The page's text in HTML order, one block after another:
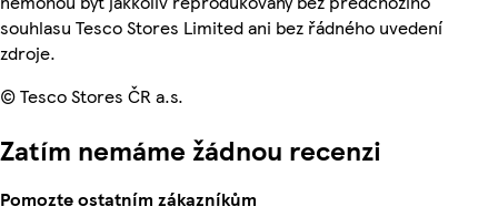
souhlasu Tesco Stores Limited ani bez řádného uvedení
zdroje.
© Tesco Stores ČR a.s.
Zatím nemáme žádnou recenzi
Pomozte ostatním zákazníkům